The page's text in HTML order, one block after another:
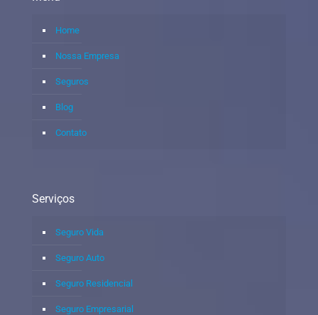
Home
Nossa Empresa
Seguros
Blog
Contato
Serviços
Seguro Vida
Seguro Auto
Seguro Residencial
Seguro Empresarial